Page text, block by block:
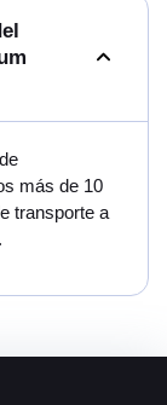
más de 10
transporte a